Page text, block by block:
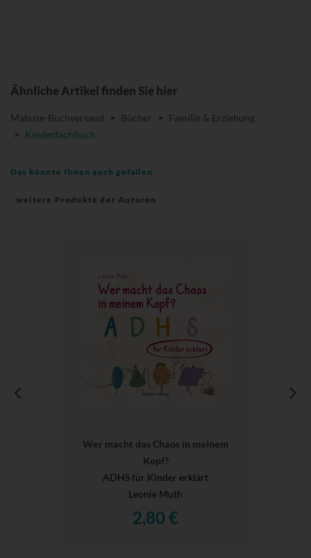
Ähnliche Artikel finden Sie hier
Mabuse-Buchversand > Bücher > Familie & Erziehung
> Kinderfachbuch
Das könnte Ihnen auch gefallen
weitere Produkte der Autoren
Wer macht das Chaos in meinem
Kopf?
ADHS für Kinder erklärt
Leonie Muth
2,80 €